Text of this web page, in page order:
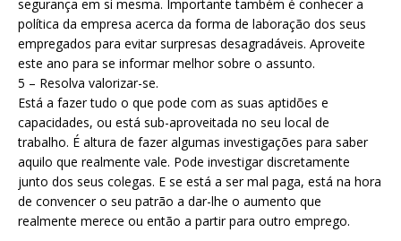
segurança em si mesma. Importante também é conhecer a
política da empresa acerca da forma de laboração dos seus
empregados para evitar surpresas desagradáveis. Aproveite
este ano para se informar melhor sobre o assunto.
5 – Resolva valorizar-se.
Está a fazer tudo o que pode com as suas aptidões e
capacidades, ou está sub-aproveitada no seu local de
trabalho. É altura de fazer algumas investigações para saber
aquilo que realmente vale. Pode investigar discretamente
junto dos seus colegas. E se está a ser mal paga, está na hora
de convencer o seu patrão a dar-lhe o aumento que
realmente merece ou então a partir para outro emprego.